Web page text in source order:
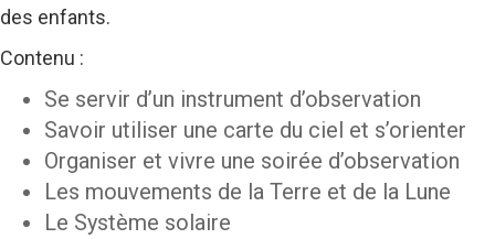
des enfants.
Contenu :
Se servir d’un instrument d’observation
Savoir utiliser une carte du ciel et s’orienter
Organiser et vivre une soirée d’observation
Les mouvements de la Terre et de la Lune
Le Système solaire